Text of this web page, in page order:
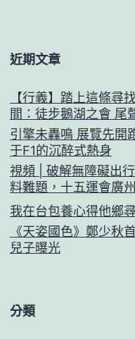
近期文章
【行義】踏上這條尋
間：徒步鵝湖之會 尾
引擎未轟鳴 展覽先開
于F1的沉醉式熱身
視頻 | 破解無障礙出
料難題，十五運會廣
我在台包養心得他鄉
《天姿國色》鄭少秋
兒子曝光
分類